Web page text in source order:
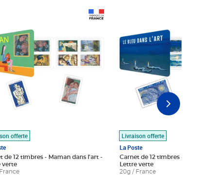
offerte
de 12 timbres - Maman dans l'art -
verte
Livraison offerte
La Poste
Carnet de 12 timbres - Le
Lettre verte
20g / France